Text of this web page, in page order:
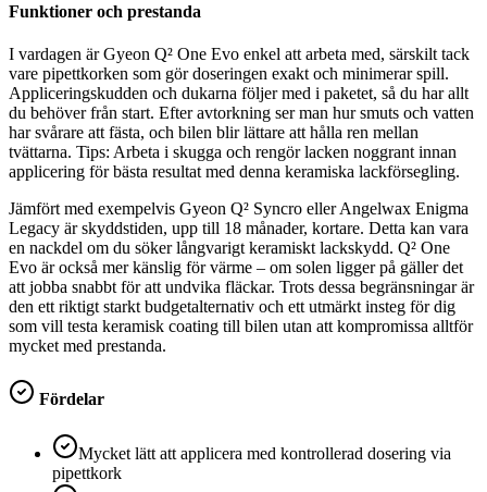
Funktioner och prestanda
I vardagen är Gyeon Q² One Evo enkel att arbeta med, särskilt tack
vare pipettkorken som gör doseringen exakt och minimerar spill.
Appliceringskudden och dukarna följer med i paketet, så du har allt
du behöver från start. Efter avtorkning ser man hur smuts och vatten
har svårare att fästa, och bilen blir lättare att hålla ren mellan
tvättarna. Tips: Arbeta i skugga och rengör lacken noggrant innan
applicering för bästa resultat med denna keramiska lackförsegling.
Jämfört med exempelvis Gyeon Q² Syncro eller Angelwax Enigma
Legacy är skyddstiden, upp till 18 månader, kortare. Detta kan vara
en nackdel om du söker långvarigt keramiskt lackskydd. Q² One
Evo är också mer känslig för värme – om solen ligger på gäller det
att jobba snabbt för att undvika fläckar. Trots dessa begränsningar är
den ett riktigt starkt budgetalternativ och ett utmärkt insteg för dig
som vill testa keramisk coating till bilen utan att kompromissa alltför
mycket med prestanda.
Fördelar
Mycket lätt att applicera med kontrollerad dosering via
pipettkork